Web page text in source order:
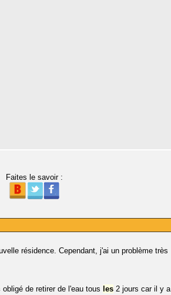
Faites le savoir :
résidence. Cependant, j'ai un problème très
obligé de retirer de l'eau tous les 2 jours car il y a